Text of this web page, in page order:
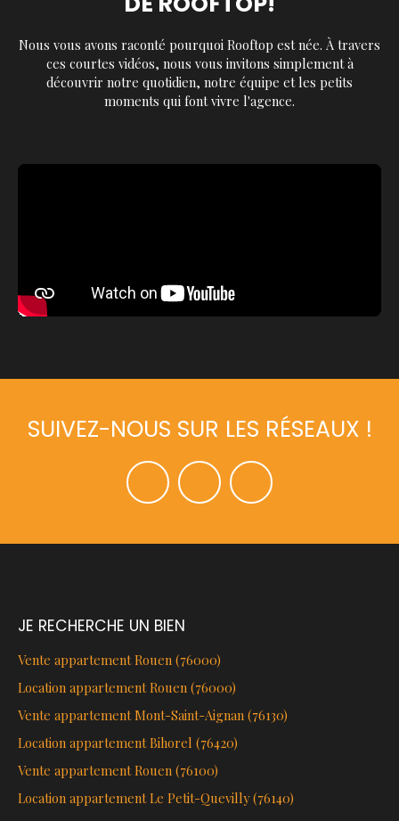
Nous vous avons raconté pourquoi Rooftop est née. À travers
ces courtes vidéos, nous vous invitons simplement à
découvrir notre quotidien, notre équipe et les petits
moments qui font vivre l'agence.
SUIVEZ-NOUS SUR LES RÉSEAUX !
JE RECHERCHE UN BIEN
Vente appartement Rouen (76000)
Location appartement Rouen (76000)
Vente appartement Mont-Saint-Aignan (76130)
Location appartement Bihorel (76420)
Vente appartement Rouen (76100)
Location appartement Le Petit-Quevilly (76140)